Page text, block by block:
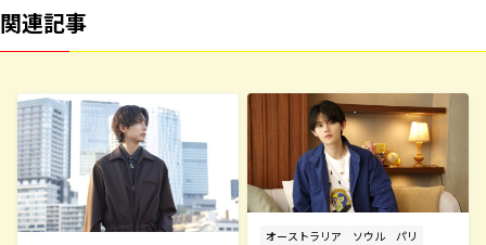
関連記事
オーストラリア ソウル
パリ